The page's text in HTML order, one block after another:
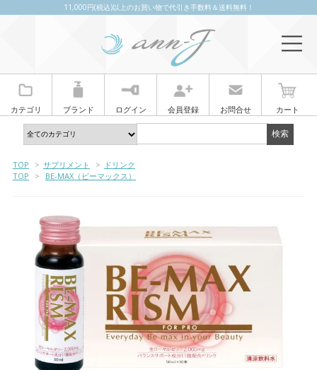
11,000円(税込)以上のお買い物で代引き手数料＆送料無料！
カテゴリ ブランド ログイン 会員登録 お問合せ カート
TOP > サプリメント >
ドリンク
TOP
> BE-MAX（ビーマックス）